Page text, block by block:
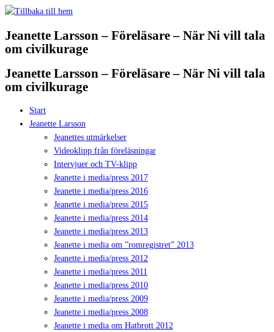
Hoppa
innehåll
Jeanette Larsson – Föreläsare – När Ni vill tala
om civilkurage
Jeanette Larsson – Föreläsare – När Ni vill tala
om civilkurage
Start
Jeanette Larsson
Jeanettes utmärkelser
Videoklipp från föreläsningar
Intervjuer och TV-klipp
Jeanette i media/press 2017
Jeanette i media/press 2016
Jeanette i media/press 2015
Jeanette i media/press 2014
Jeanette i media/press 2013
Jeanette i media om ”romregistret” 2013
Jeanette i media/press 2012
Jeanette i media/press 2011
Jeanette i media/press 2010
Jeanette i media/press 2009
Jeanette i media/press 2008
Jeanette i media om Hatbrott 2012